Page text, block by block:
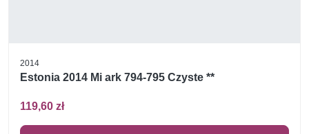
2014
Estonia 2014 Mi ark 794-795 Czyste **
119,60 zł